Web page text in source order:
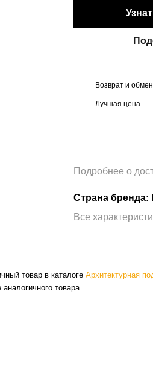
Возврат и обмен
Лучшая цена
Подробнее о
Страна бренда:
Все
товар в каталоге Архитектурная
товара